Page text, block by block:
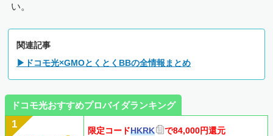
い。
関連記事
▶ドコモ光×GMOとくとくBBの全情報まとめ
ドコモ光おすすめプロバイダランキング
限定コードHKRK
で84,000円還元